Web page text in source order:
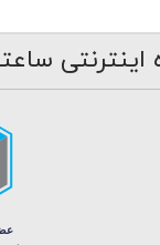
اینترنتی